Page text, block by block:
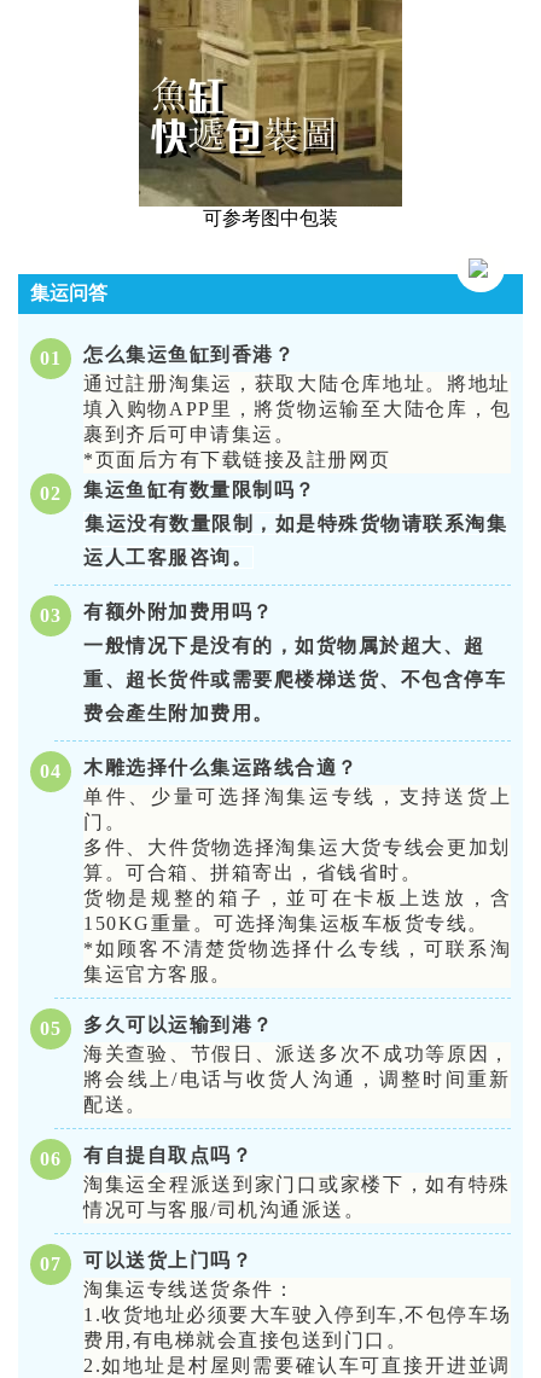
可参考图中包装
集运问答
01
怎么集运鱼缸到香港？
通过註册淘集运，获取大陆仓库地址。將地址
填入购物APP里，將货物运输至大陆仓库，包
裹到齐后可申请集运。
*页面后方有下载链接及註册网页
02
集运鱼缸有数量限制吗？
集运没有数量限制，如是特殊货物请联系淘集
运人工客服咨询。
03
有额外附加费用吗？
一般情况下是没有的，如货物属於超大、超
重、超长货件或需要爬楼梯送货、不包含停车
费会產生附加费用。
04
木雕选择什么集运路线合適？
单件、少量可选择淘集运专线，支持送货上
门。
多件、大件货物选择淘集运大货专线会更加划
算。可合箱、拼箱寄出，省钱省时。
货物是规整的箱子，並可在卡板上迭放，含
150KG重量。可选择淘集运板车板货专线。
*如顾客不清楚货物选择什么专线，可联系淘
集运官方客服。
05
多久可以运输到港？
海关查验、节假日、派送多次不成功等原因，
將会线上/电话与收货人沟通，调整时间重新
配送。
06
有自提自取点吗？
淘集运全程派送到家门口或家楼下，如有特殊
情况可与客服/司机沟通派送。
07
可以送货上门吗？
淘集运专线送货条件：
1.收货地址必须要大车驶入停到车,不包停车场
费用,有电梯就会直接包送到门口。
2.如地址是村屋则需要確认车可直接开进並调